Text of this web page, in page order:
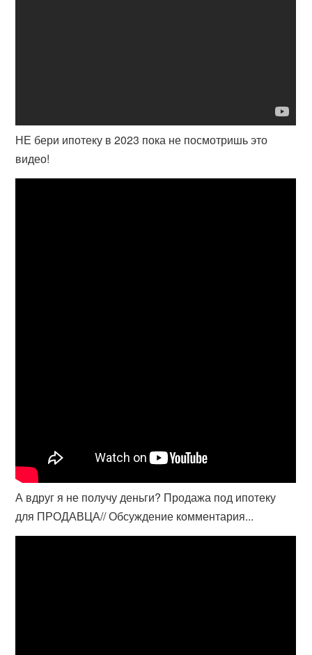
НЕ бери ипотеку в 2023 пока не посмотришь это
видео!
А вдруг я не получу деньги? Продажа под ипотеку
для ПРОДАВЦА// Обсуждение комментария...